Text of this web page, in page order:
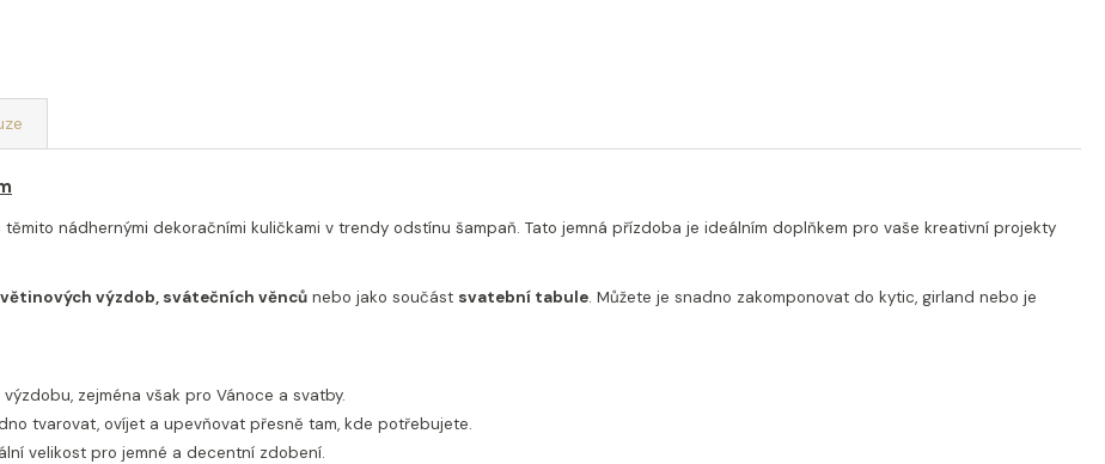
těmito nádhernými dekoračními kuličkami v trendy odstínu šampaň. Tato jemná přízdoba je ideálním doplňkem pro vaše kreativní projekty
výzdob, svátečních věnců nebo jako součást svatební tabule. Můžete je snadno zakomponovat do kytic, girland nebo je
zejména však pro Vánoce a svatby.
tvarovat, ovíjet a upevňovat přesně tam, kde potřebujete.
velikost pro jemné a decentní zdobení.